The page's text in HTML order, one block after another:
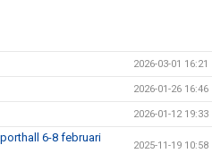
2026-03-01 16:21
2026-01-26 16:46
2026-01-12 19:33
6-8 februari
2025-11-19 10:58